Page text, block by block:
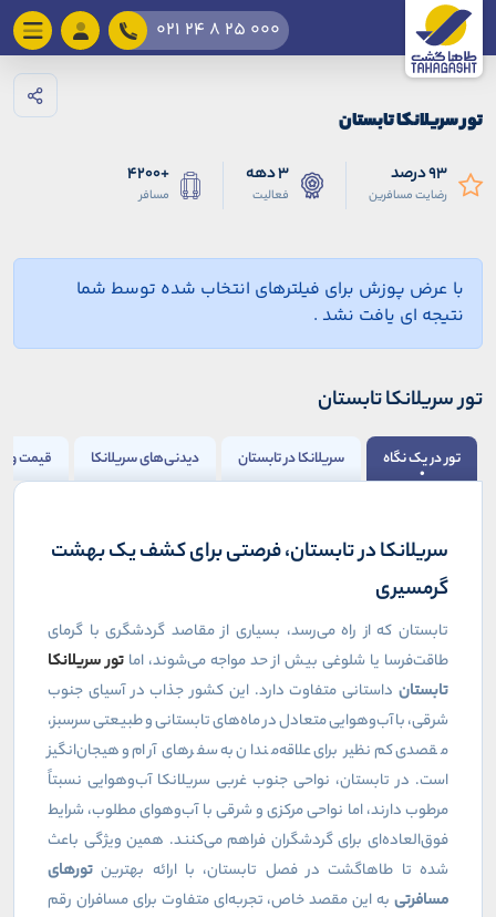
021 24 8 25 000
تور سریلانکا تابستان
93 درصد
رضایت مسافرین
3 دهه
فعالیت
+4200
مسافر
با عرض پوزش برای فیلترهای انتخاب شده توسط شما
نتیجه ای یافت نشد .
تور سریلانکا تابستان
تور در یک نگاه سریلانکا در تابستان دیدنی‌های سریلانکا قیمت و
سریلانکا در تابستان، فرصتی برای کشف یک بهشت
گرمسیری
تابستان که از راه می‌رسد، بسیاری از مقاصد گردشگری با گرمای
طاقت‌فرسا یا شلوغی بیش از حد مواجه می‌شوند، اماتور سریلانکا
تابستان داستانی متفاوت دارد. این کشور جذاب در آسیای جنوب
شرقی، با آب‌وهوایی متعادل در ماه‌های تابستانی و طبیعتی سرسبز،
مقصدی کم‌نظیر برای علاقه‌مندان به سفرهای آرام و هیجان‌انگیز
است. در تابستان، نواحی جنوب غربی سریلانکا آب‌وهوایی نسبتاً
مرطوب دارند، اما نواحی مرکزی و شرقی با آب‌وهوای مطلوب، شرایط
فوق‌العاده‌ای برای گردشگران فراهم می‌کنند. همین ویژگی باعث
شده تا طاهاگشت در فصل تابستان، با ارائه بهترین تورهای
مسافرتی به این مقصد خاص، تجربه‌ای متفاوت برای مسافران رقم